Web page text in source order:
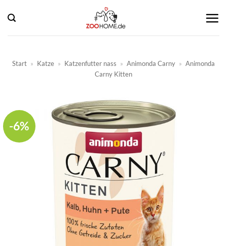
Inhalt
springen
Start » Katze » Katzenfutter nass » Animonda Carny » Animonda
Carny Kitten
-6%